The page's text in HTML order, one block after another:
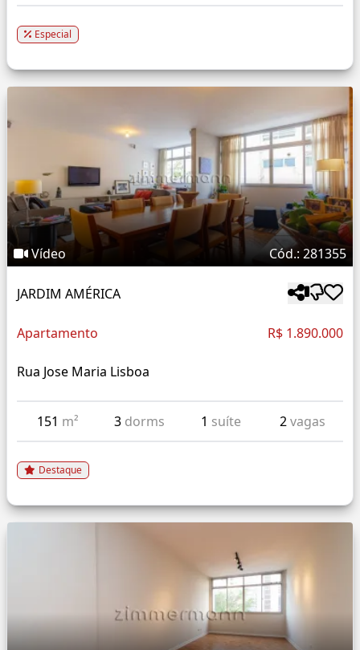
Especial
Vídeo Cód.: 281355
JARDIM AMÉRICA
Apartamento R$ 1.890.000
Rua Jose Maria Lisboa
151 m² 3 dorms 1 suíte 2vagas
Destaque